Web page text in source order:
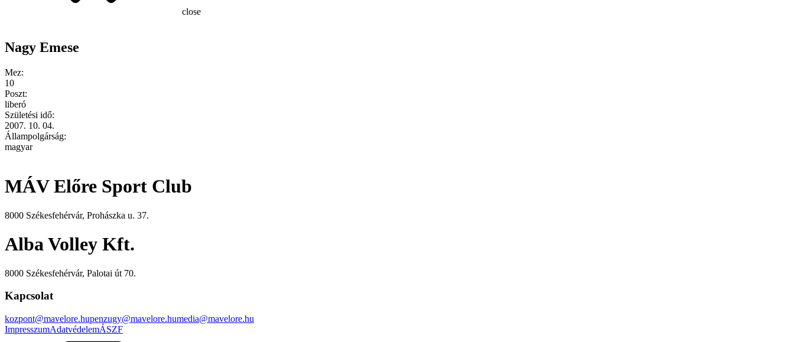
close
Nagy Emese
Mez:
10
Poszt:
liberó
Születési idő:
2007. 10. 04.
Állampolgárság:
magyar
MÁV Előre Sport Club
8000 Székesfehérvár, Prohászka u. 37.
Alba Volley Kft.
8000 Székesfehérvár, Palotai út 70.
Kapcsolat
kozpont@mavelore.hupenzugy@mavelore.humedia@mavelore.hu
ImpresszumAdatvédelemÁSZF